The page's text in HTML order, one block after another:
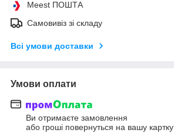
Meest ПОШТА
Самовивіз зі складу
Всі умови доставки
Умови оплати
Ви отримаєте замовлення
або гроші повернуться на вашу картку